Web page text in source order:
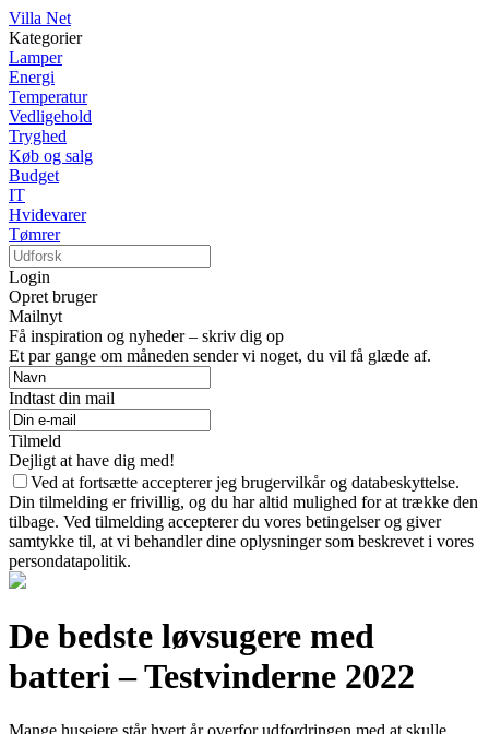
Villa Net
Kategorier
Lamper
Energi
Temperatur
Vedligehold
Tryghed
Køb og salg
Budget
IT
Hvidevarer
Tømrer
Login
Opret bruger
Mailnyt
Få inspiration og nyheder – skriv dig op
Et par gange om måneden sender vi noget, du vil få glæde af.
Indtast din mail
Tilmeld
Dejligt at have dig med!
Ved at fortsætte accepterer jeg brugervilkår og databeskyttelse.
Din tilmelding er frivillig, og du har altid mulighed for at trække den
tilbage. Ved tilmelding accepterer du vores betingelser og giver
samtykke til, at vi behandler dine oplysninger som beskrevet i vores
persondatapolitik.
De bedste løvsugere med
batteri – Testvinderne 2022
Mange husejere står hvert år overfor udfordringen med at skulle